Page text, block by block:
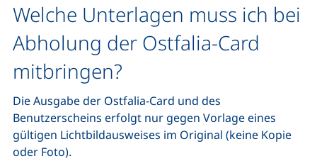
Welche Unterlagen muss ich bei
Abholung der Ostfalia-Card
mitbringen?
Die Ausgabe der Ostfalia-Card und des
Benutzerscheins erfolgt nur gegen Vorlage eines
gültigen Lichtbildausweises im Original (keine Kopie
oder Foto).